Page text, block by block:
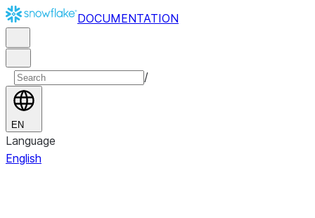
DOCUMENTATION
/
EN
Language
English